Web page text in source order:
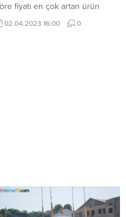
fiyatı en çok artan ürün
22,42 ile soğan, en fazla
ürün ise yüzde 24,12 ile
02.04.2023 16:00 0